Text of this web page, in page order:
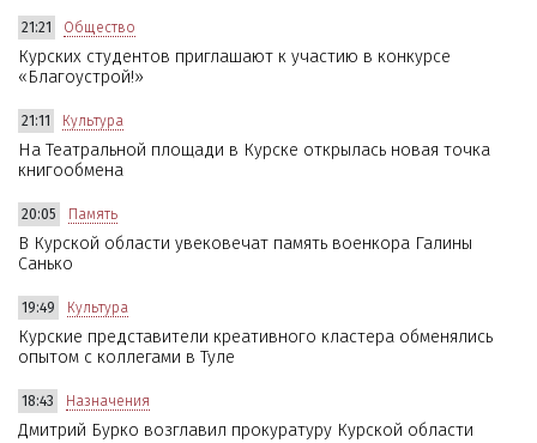
21:21 Общество
Курских студентов приглашают к участию в конкурсе
«Благоустрой!»
21:11 Культура
На Театральной площади в Курске открылась новая точка
книгообмена
20:05 Память
В Курской области увековечат память военкора Галины
Санько
19:49 Культура
Курские представители креативного кластера обменялись
опытом с коллегами в Туле
18:43 Назначения
Дмитрий Бурко возглавил прокуратуру Курской области